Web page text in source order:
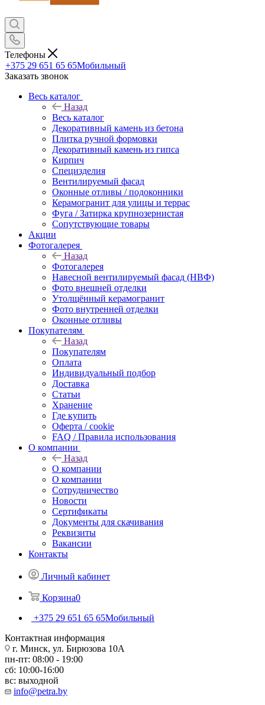
Телефоны
+375 29 651 65 65Мобильный
Заказать звонок
Весь каталог
Назад
Весь каталог
Декоративный камень из бетона
Плитка ручной формовки
Декоративный камень из гипса
Кирпич
Специзделия
Вентилируемый фасад
Оконные отливы / подоконники
Керамогранит для улицы и террас
Фуга / Затирка крупнозернистая
Сопутствующие товары
Акции
Фотогалерея
Назад
Фотогалерея
Навесной вентилируемый фасад (НВФ)
Фото внешней отделки
Утолщённый керамогранит
Фото внутренней отделки
Оконные отливы
Покупателям
Назад
Покупателям
Оплата
Индивидуальный подбор
Доставка
Статьи
Хранение
Где купить
Оферта / cookie
FAQ / Правила использования
О компании
Назад
О компании
О компании
Сотрудничество
Новости
Сертификаты
Документы для скачивания
Реквизиты
Вакансии
Контакты
Личный кабинет
Корзина0
+375 29 651 65 65Мобильный
Контактная информация
г. Минск, ул. Бирюзова 10А
пн-пт: 08:00 - 19:00
сб: 10:00-16:00
вс: выходной
info@petra.by